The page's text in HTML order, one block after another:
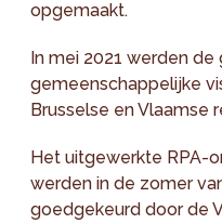
opgemaakt.
In mei 2021 werden
gemeenschappelijke
Brusselse en Vlaamse
Het uitgewerkte RPA-
werden in de zomer
goedgekeurd door de